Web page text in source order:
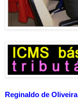
Reginaldo de Oliveira